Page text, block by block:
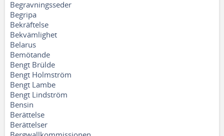
Begravningsseder
Begripa
Bekräftelse
Bekvämlighet
Belarus
Bemötande
Bengt Brülde
Bengt Holmström
Bengt Lambe
Bengt Lindström
Bensin
Berättelse
Berättelser